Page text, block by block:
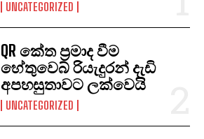
UNCATEGORIZED
QR කේත ප්‍රමාද වීම
හේතුවෙබ් රියැදුරන් දැඩි
අපහසුතාවට ලක්වෙයි
UNCATEGORIZED